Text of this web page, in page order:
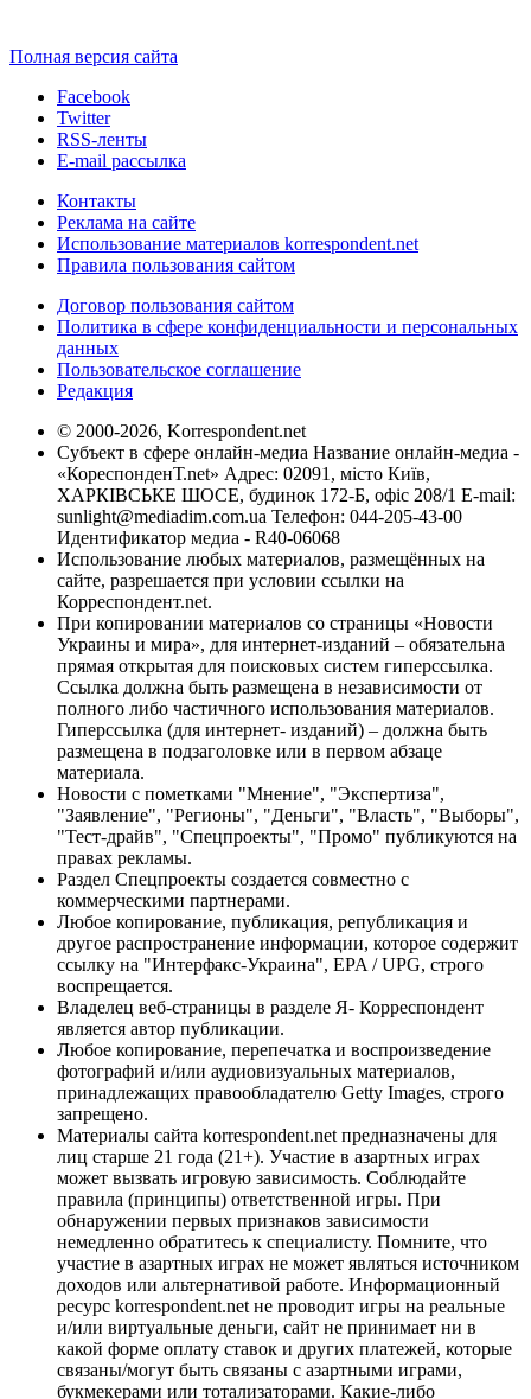
Полная версия сайта
Facebook
Twitter
RSS-ленты
E-mail рассылка
Контакты
Реклама на сайте
Использование материалов korrespondent.net
Правила пользования сайтом
Договор пользования сайтом
Политика в сфере конфиденциальности и персональных
данных
Пользовательское соглашение
Редакция
© 2000-2026, Korrespondent.net
Субъект в сфере онлайн-медиа Название онлайн-медиа -
«КореспонденТ.net» Адрес: 02091, місто Київ,
ХАРКІВСЬКЕ ШОСЕ, будинок 172-Б, офіс 208/1 E-mail:
sunlight@mediadim.com.ua Телефон: 044-205-43-00
Идентификатор медиа - R40-06068
Использование любых материалов, размещённых на
сайте, разрешается при условии ссылки на
Корреспондент.net.
При копировании материалов со страницы «Новости
Украины и мира», для интернет-изданий – обязательна
прямая открытая для поисковых систем гиперссылка.
Ссылка должна быть размещена в независимости от
полного либо частичного использования материалов.
Гиперссылка (для интернет- изданий) – должна быть
размещена в подзаголовке или в первом абзаце
материала.
Новости с пометками "Мнение", "Экспертиза",
"Заявление", "Регионы", "Деньги", "Власть", "Выборы",
"Тест-драйв", "Спецпроекты", "Промо" публикуются на
правах рекламы.
Раздел Спецпроекты создается совместно с
коммерческими партнерами.
Любое копирование, публикация, републикация и
другое распространение информации, которое содержит
ссылку на "Интерфакс-Украина", EPA / UPG, строго
воспрещается.
Владелец веб-страницы в разделе Я- Корреспондент
является автор публикации.
Любое копирование, перепечатка и воспроизведение
фотографий и/или аудиовизуальных материалов,
принадлежащих правообладателю Getty Images, строго
запрещено.
Материалы сайта korrespondent.net предназначены для
лиц старше 21 года (21+). Участие в азартных играх
может вызвать игровую зависимость. Соблюдайте
правила (принципы) ответственной игры. При
обнаружении первых признаков зависимости
немедленно обратитесь к специалисту. Помните, что
участие в азартных играх не может являться источником
доходов или альтернативой работе. Информационный
ресурс korrespondent.net не проводит игры на реальные
и/или виртуальные деньги, сайт не принимает ни в
какой форме оплату ставок и других платежей, которые
связаны/могут быть связаны с азартными играми,
букмекерами или тотализаторами. Какие-либо